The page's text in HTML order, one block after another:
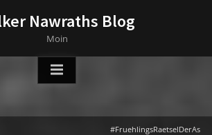
Nawraths Blog
Moin
#FruehlingsRaetselDerAs